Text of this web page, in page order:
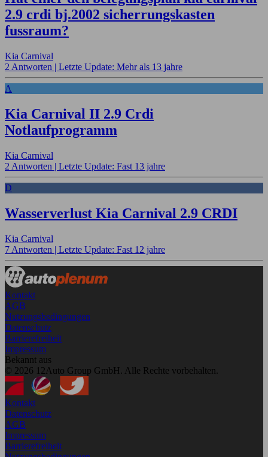
2.9 crdi bj.2002 sicherrungskasten
fussraum?
Kia Carnival
2 Antworten | Letzte Update: Mehr als 13 jahre
A
Kia Carnival II 2.9 Crdi
Notlaufprogramm
Kia Carnival
2 Antworten | Letzte Update: Fast 13 jahre
D
Wasserverlust Kia Carnival 2.9 CRDI
Kia Carnival
7 Antworten | Letzte Update: Fast 12 jahre
Kontakt
AGB
Nutzungsbedingungen
Datenschutz
Barrierefreiheit
Impressum
Bekannt aus
© 2026 12Auto Group GmbH. Alle Rechte vorbehalten.
Kontakt
Datenschutz
AGB
Impressum
Barrierefreiheit